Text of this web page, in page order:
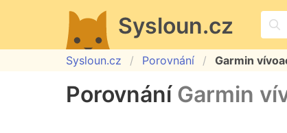
Sysloun.cz
Sysloun.cz Porovnání Garmin
Porovnání Garmin